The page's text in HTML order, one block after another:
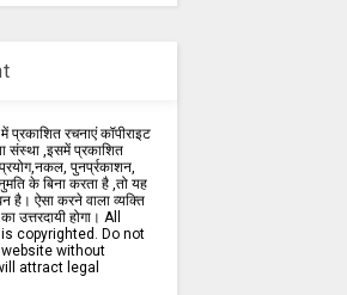
प्रकाशित रचनाएं कॉपीराइट
संस्था ,इसमें प्रकाशित
पुनर्प्रकाशन,
के बिना करता है ,तो यह
है। ऐसा करने वाला व्यक्ति
उत्तरदायी होगा। All
copyrighted. Do not
without
attract legal